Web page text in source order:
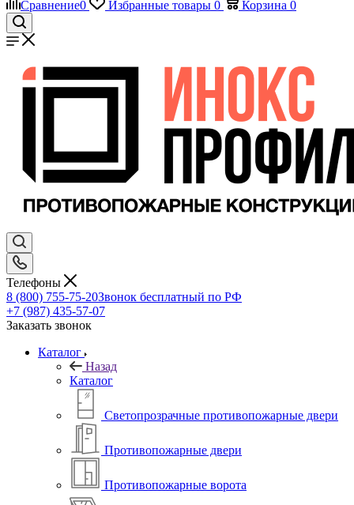
Сравнение0 Избранные товары 0 Корзина 0
Телефоны
8 (800) 755-75-20Звонок бесплатный по РФ
+7 (987) 435-57-07
Заказать звонок
Каталог
Назад
Каталог
Светопрозрачные противопожарные двери
Противопожарные двери
Противопожарные ворота